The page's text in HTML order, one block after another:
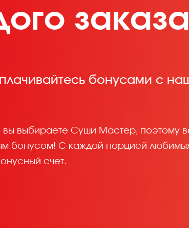
бонусами с
выбираете Суши Мастер, поэтому
бонусом! С каждой порцией
счет.